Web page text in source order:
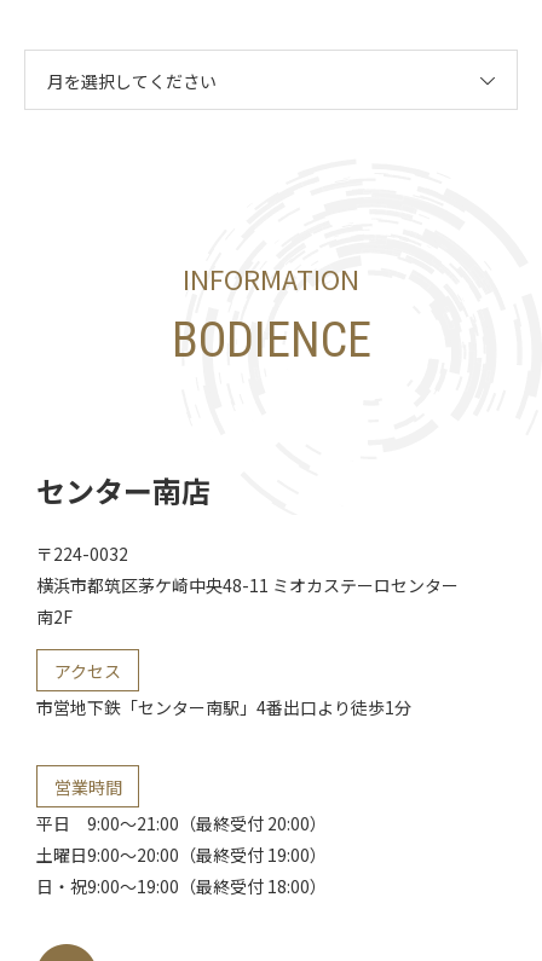
月を選択してください
INFORMATION
BODIENCE
センター南店
〒224-0032
横浜市都筑区茅ケ崎中央48-11 ミオカステーロセンター
南2F
アクセス
市営地下鉄「センター南駅」 4番出口より徒歩1分
営業時間
平日
土曜日
日・祝
9:00～21:00（最終受付 20:00）
9:00～20:00（最終受付 19:00）
9:00～19:00（最終受付 18:00）